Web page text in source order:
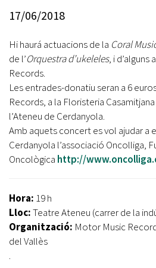
jove 2026
Cerdanyola opta a més de
Barris per transformar les
l'entorn de l'avinguda
El FIT presenta el cartell
tret de sortida al festival
L’Ajuntament reparteix
l'eclipsi solar
17/06/2018
Hi haurá actuacions de la Coral
de l’Orquestra d’ukeleles, i
Records.
Les entrades-donatiu seran a 6
Records, a la Floristeria
l’Ateneu de Cerdanyola.
Amb aquets concert es vol ajudar a
Cerdanyola l’associació Oncolliga,
Oncològica http://
Hora: 19 h
Lloc:Teatre Ateneu (carrer de la
Organització: Motor Music
del Vallès
.